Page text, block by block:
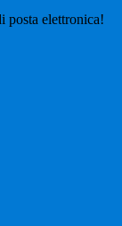
posta elettronica!